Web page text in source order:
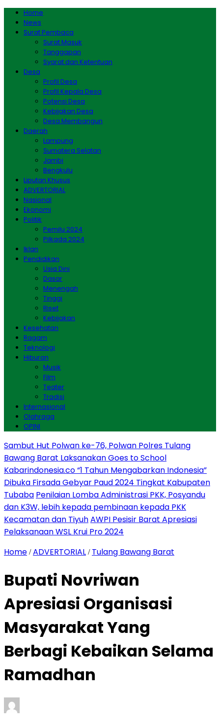
Home
News
Surat Pembaca
Surat Masuk
Tanggapan
Syarat dan Ketentuan
Desa
Profil Desa
Profil Kepala Desa
Potensi Desa
Kebijakan Desa
Desa Membangun
Daerah
Lampung
Sumatera Selatan
Jambi
Bengkulu
Liputan Khusus
ADVERTORIAL
Nasional
Ekonomi
Politik
Pemilu 2024
Pilkada 2024
Iklan
Pendidikan
Usia Dini
Dasar
Menengah
Tinggi
Riset
Kebijakan
Kesehatan
Ragam
Teknologi
Hiburan
Musik
Film
Teater
Tradisi
Internasional
Olahraga
OPINI
Sambut Hut Polwan ke-76, Polwan Polres Tulang
Bawang Barat Laksanakan Goes to School
Kabarindonesia.co “1 Tahun Mengabarkan Indonesia”
Dibuka Firsada Gebyar Paud 2024 Tingkat Kabupaten
Tubaba Penilaian Lomba Administrasi PKK, Posyandu
dan K3W, lebih kepada pembinaan kepada PKK
Kecamatan dan TiyuhAWPI Pesisir Barat Apresiasi
Pelaksanaan WSL Krui Pro 2024
Home /ADVERTORIAL / Tulang Bawang Barat
Bupati Novriwan
Apresiasi Organisasi
Masyarakat Yang
Berbagi Kebaikan Selama
Ramadhan